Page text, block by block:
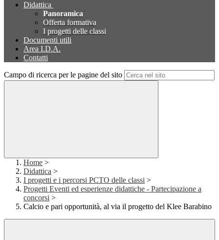
Didattica
Panoramica
Offerta formativa
I progetti delle classi
Documenti utili
Area I.D.A.
Contatti
Campo di ricerca per le pagine del sito
Home >
Didattica >
I progetti e i percorsi PCTO delle classi >
Progetti Eventi ed esperienze didattiche - Partecipazione a
concorsi >
Calcio e pari opportunità, al via il progetto del Klee Barabino